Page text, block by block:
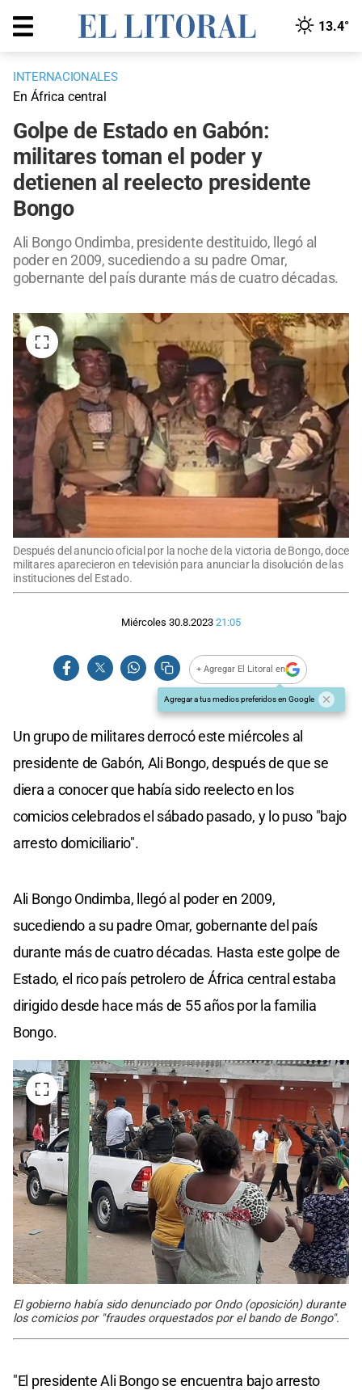
13.4°
INTERNACIONALES
En África central
Golpe de Estado en Gabón:
militares toman el poder y
detienen al reelecto presidente
Bongo
Ali Bongo Ondimba, presidente destituido, llegó al
poder en 2009, sucediendo a su padre Omar,
gobernante del país durante más de cuatro décadas.
Después del anuncio oficial por la noche de la victoria de Bongo, doce
militares aparecieron en televisión para anunciar la disolución de las
instituciones del Estado.
Miércoles 30.8.2023 21:05
+ Agregar El Litoral en
Agregar a tus medios preferidos en Google
Un grupo de militares derrocó este miércoles al
presidente de Gabón, Ali Bongo, después de que se
diera a conocer que había sido reelecto en los
comicios celebrados el sábado pasado, y lo puso "bajo
arresto domiciliario".
Ali Bongo Ondimba, llegó al poder en 2009,
sucediendo a su padre Omar, gobernante del país
durante más de cuatro décadas. Hasta este golpe de
Estado, el rico país petrolero de África central estaba
dirigido desde hace más de 55 años por la familia
Bongo.
El gobierno había sido denunciado por Ondo (oposición) durante
los comicios por "fraudes orquestados por el bando de Bongo".
"El presidente Ali Bongo se encuentra bajo arresto